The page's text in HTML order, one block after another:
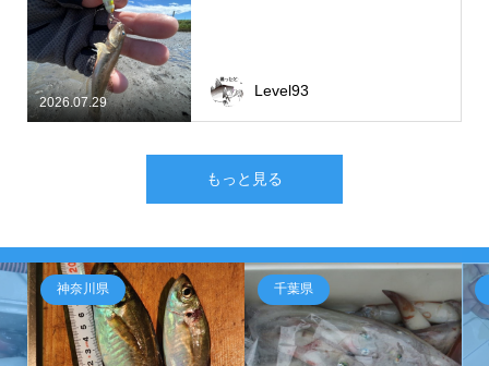
2026.07.29
Level93
もっと見る
神奈川県 千葉県